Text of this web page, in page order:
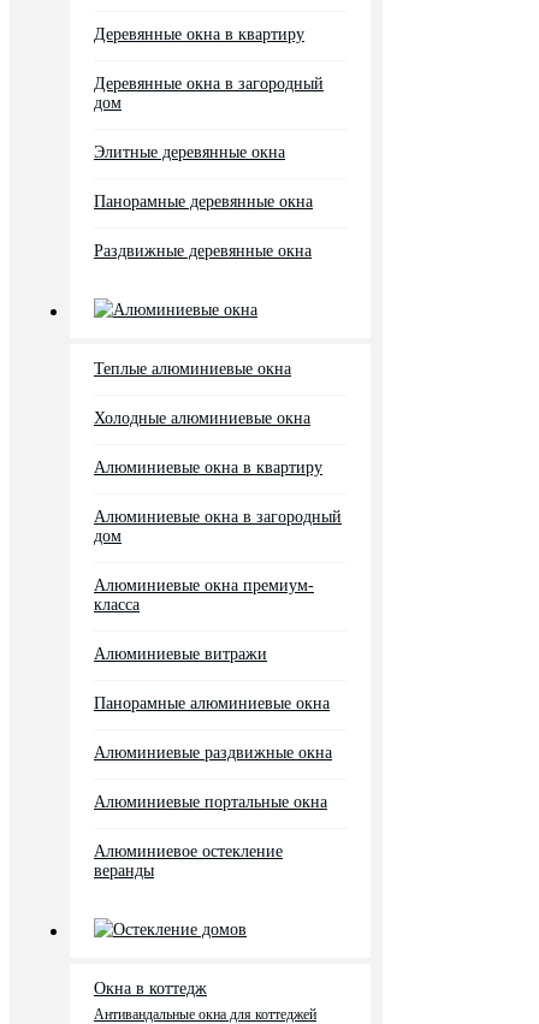
Деревянные окна в квартиру
Деревянные окна в загородный
дом
Элитные деревянные окна
Панорамные деревянные окна
Раздвижные деревянные окна
Алюминиевые окна
Теплые алюминиевые окна
Холодные алюминиевые окна
Алюминиевые окна в квартиру
Алюминиевые окна в загородный
дом
Алюминиевые окна премиум-
класса
Алюминиевые витражи
Панорамные алюминиевые окна
Алюминиевые раздвижные окна
Алюминиевые портальные окна
Алюминиевое остекление
веранды
Остекление домов
Окна в коттедж
Антивандальные окна для коттеджей